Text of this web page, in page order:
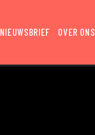
NIEUWSBRIEF OVER ONS